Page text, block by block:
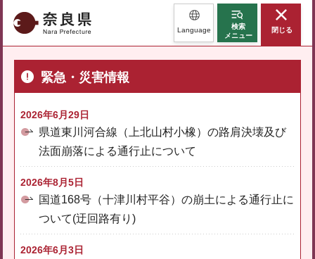
奈良県 Language
検索
メニュー
閉じる
緊急・災害情報
2026年6月29日
県道東川河合線（上北山村小橡）の路肩決壊及び
法面崩落による通行止について
2026年8月5日
国道168号（十津川村平谷）の崩土による通行止に
ついて(迂回路有り)
2026年6月3日